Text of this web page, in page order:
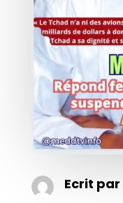
Ecrit par